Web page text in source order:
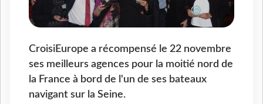
CroisiEurope a récompensé le 22 novembre
ses meilleurs agences pour la moitié nord de
la France à bord de l'un de ses bateaux
navigant sur la Seine.